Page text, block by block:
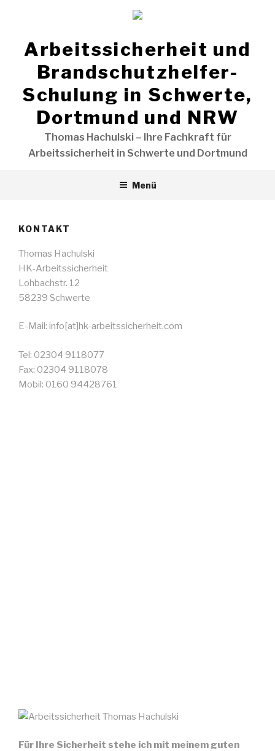
Arbeitssicherheit und
Brandschutzhelfer-
Schulung in Schwerte,
Dortmund und NRW
Thomas Hachulski – Ihre Fachkraft für
Arbeitssicherheit in Schwerte und Dortmund
Menü
KONTAKT
Thomas Hachulski
HK-Arbeitssicherheit
Lohbachstr. 12
58239 Schwerte
E-Mail: info[at]hk-arbeitssicherheit.com
Tel: 02304 9118077
Fax: 02304 9118078
Mobil: 0160 94428761
Für Ihre Sicherheit stehe ich mit meinem guten